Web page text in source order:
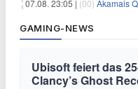
07.08. 23:05 | (00) Akamais Q2-
GAMING-NEWS
Ubisoft feiert das
Clancy’s Ghost